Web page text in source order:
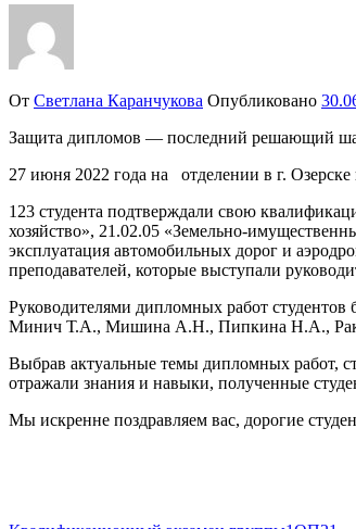
От Светлана Каранчукова Опубликовано
Защита дипломов — последний решающий
27 июня 2022 года на отделении в г.
123 студента подтверждали свою
хозяйство», 21.02.05 «Земельно-
эксплуатация автомобильных дорог и
преподавателей, которые выступали
Руководителями дипломных работ
Минич Т.А., Мишина А.Н., Пипкина Н.А.,
Выбрав актуальные темы дипломных работ,
отражали знания и навыки, полученные
Мы искренне поздравляем вас, дорогие